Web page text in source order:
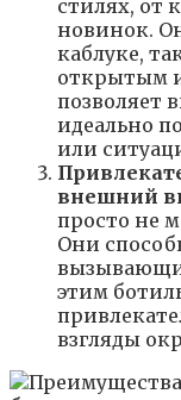
стилях, от
новинок.
каблуке,
открытым
позволяет
идеально
или
внешний
просто не
Они
этим
взгляды